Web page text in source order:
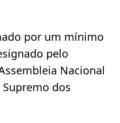
por um mínimo
pelo
Nacional
dos